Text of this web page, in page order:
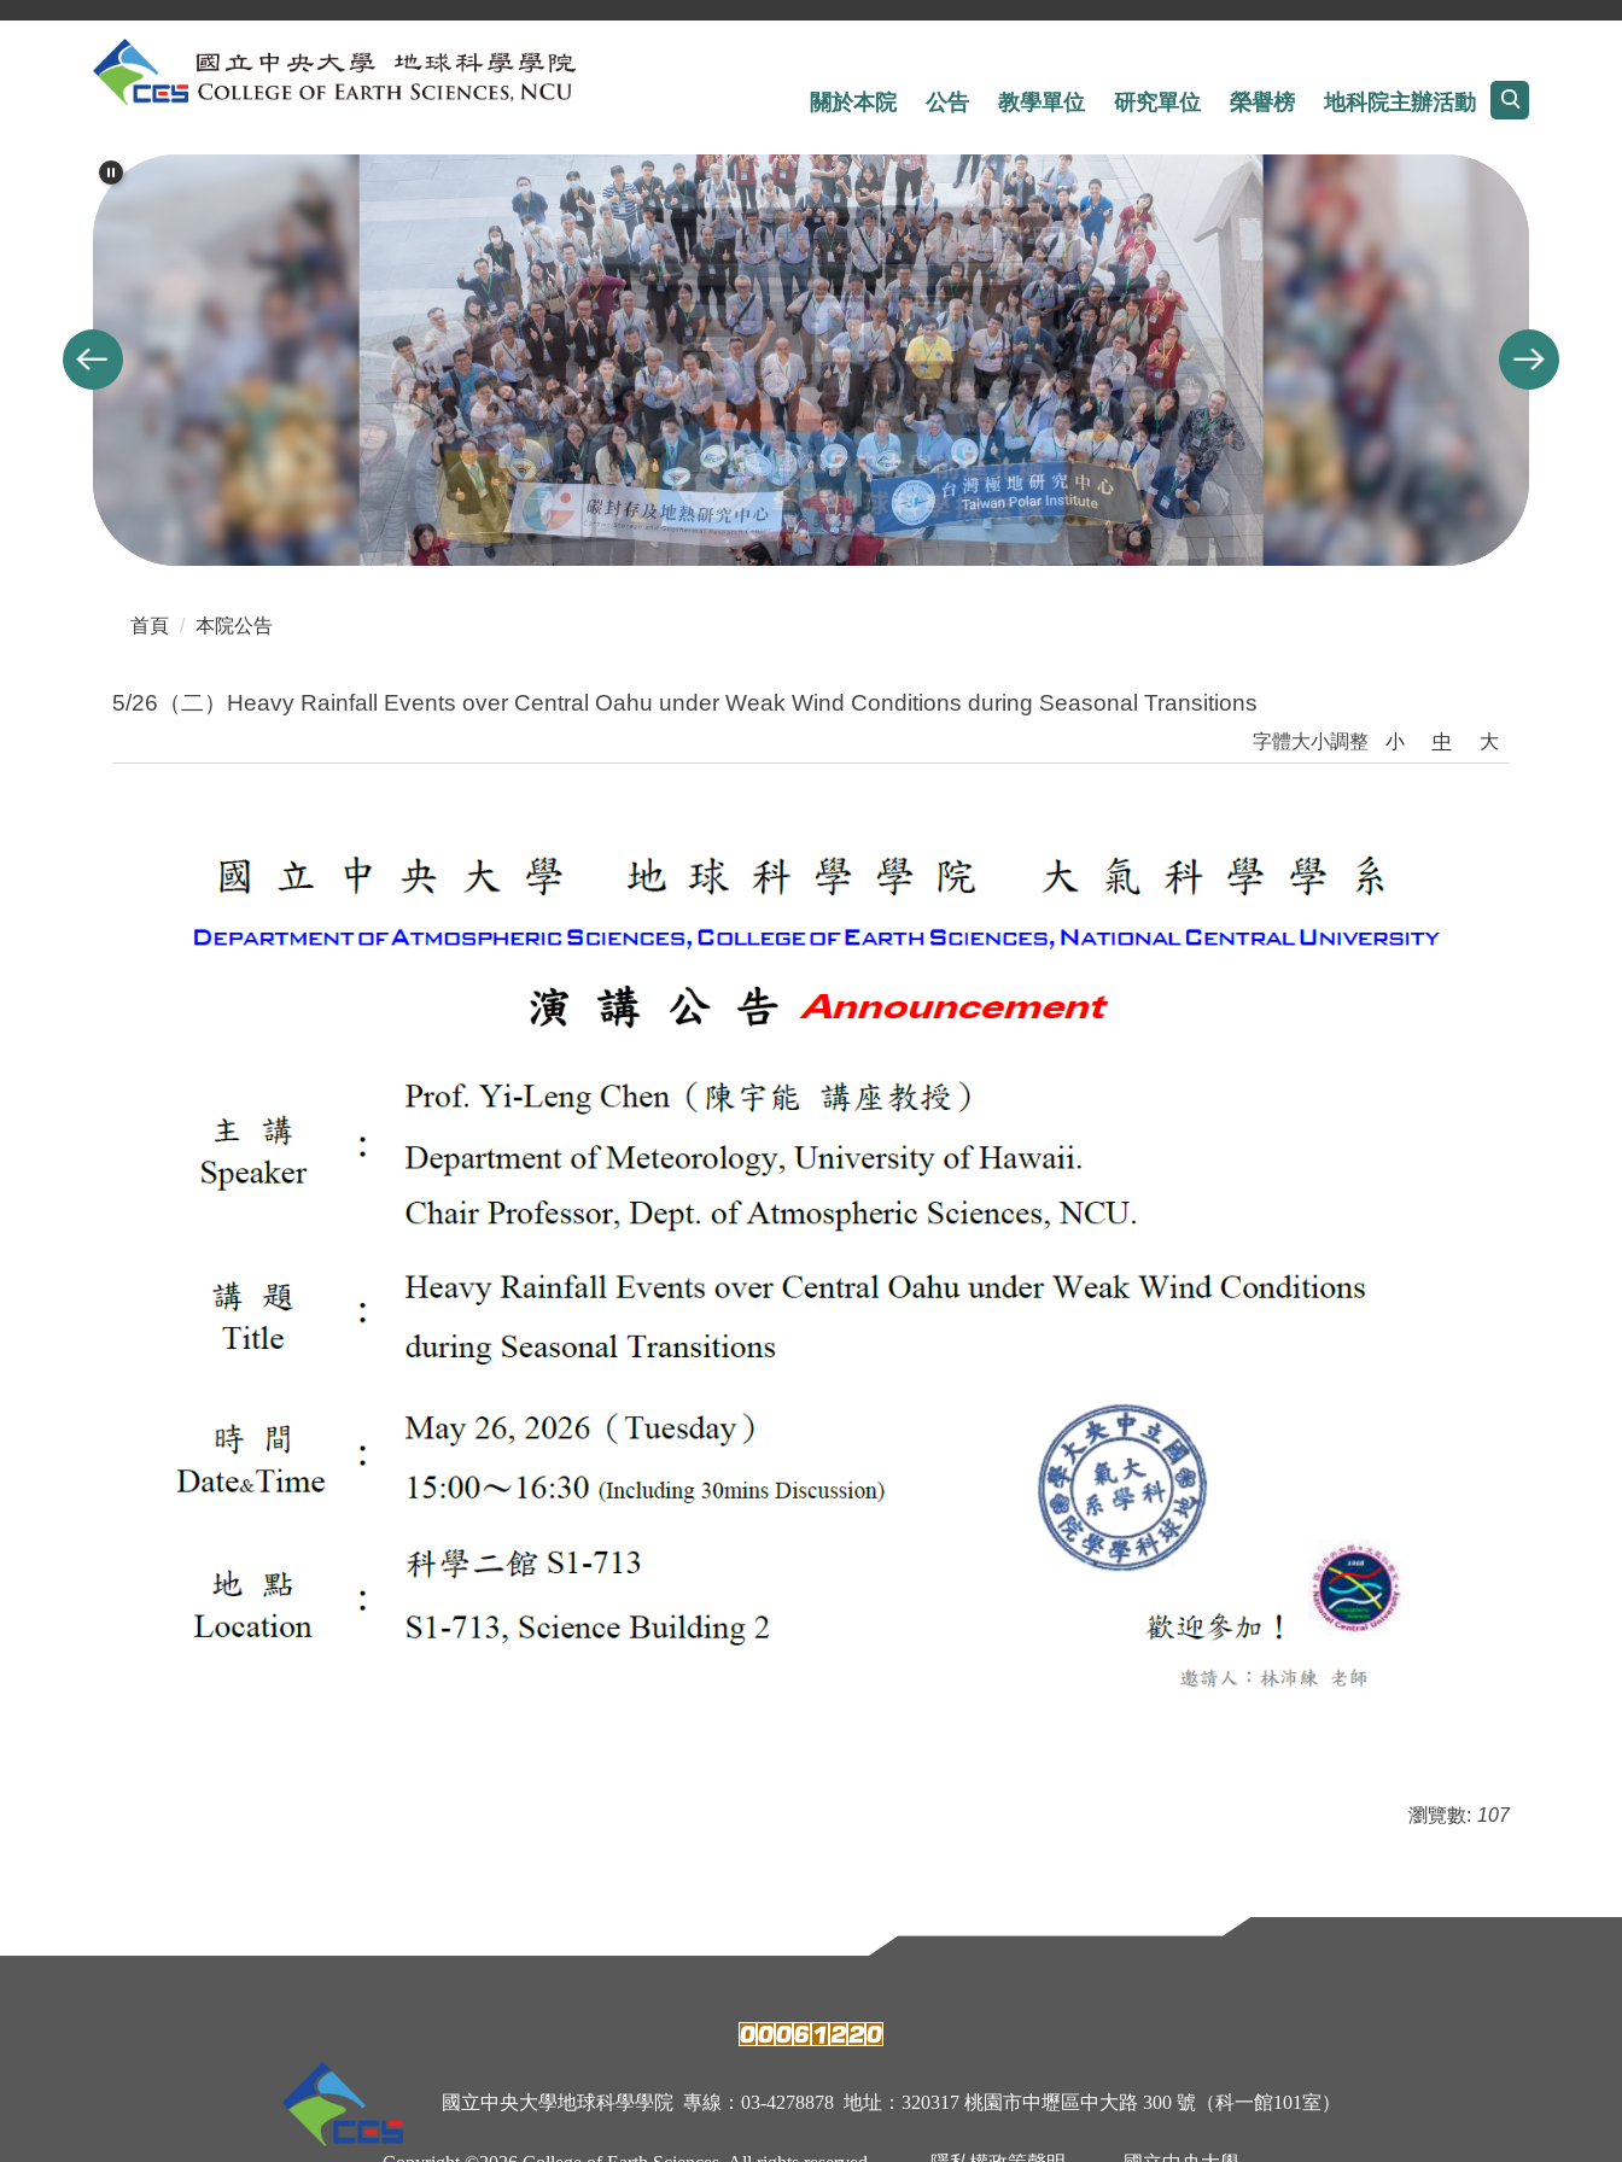
關於本院 公告 教學單位 研究單位 榮譽榜 地科院主辦活動
首頁 本院公告
5/26（二）Heavy Rainfall Events over Central Oahu under Weak Wind Conditions during Seasonal Transitions
字體大小調整 小 中 大
瀏覽數: 107
國立中央大學地球科學學院 專線：03-4278878 地址：320317 桃園市中壢區中大路 300 號（科一館101室）